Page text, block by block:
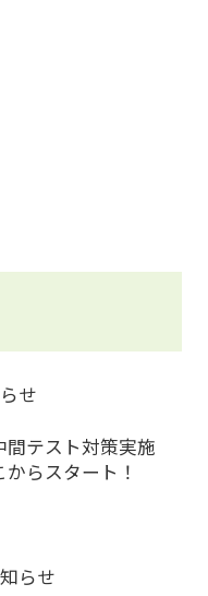
せ
間テスト対策実施
スタート！
らせ